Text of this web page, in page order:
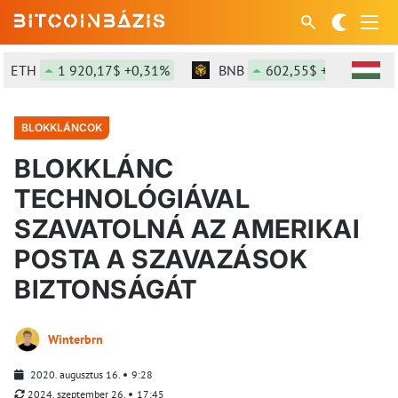
1 920,17$ +0,31% BNB 602,55$ +1,54%
BLOKKLÁNCOK
BLOKKLÁNC
TECHNOLÓGIÁVAL
SZAVATOLNÁ AZ AMERIKAI
POSTA A SZAVAZÁSOK
BIZTONSÁGÁT
Winterbrn
2020. augusztus 16.
9:28
2024. szeptember 26.
17:45